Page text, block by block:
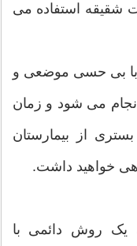
شقیقه استفاده می
با بی حسی موضعی و
می شود و زمان
بستری از بیمارستان
خواهید داشت.
یک روش دائمی با